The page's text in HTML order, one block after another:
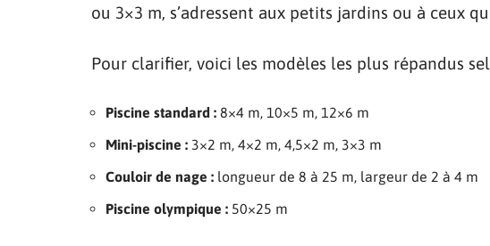
ou 3×3 m, s’adressent aux petits jardins ou à ceux
Pour clarifier, voici les modèles les plus répandus
Piscine standard : 8×4 m, 10×5 m, 12×6 m
Mini-piscine : 3×2 m, 4×2 m, 4,5×2 m, 3×3 m
Couloir de nage : longueur de 8 à 25 m, largeur de 2 à 4 m
Piscine olympique : 50×25 m